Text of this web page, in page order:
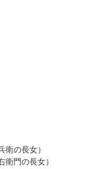
の長女）
門の長女）